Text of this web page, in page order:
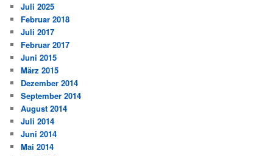
Juli 2025
Februar 2018
Juli 2017
Februar 2017
Juni 2015
März 2015
Dezember 2014
September 2014
August 2014
Juli 2014
Juni 2014
Mai 2014